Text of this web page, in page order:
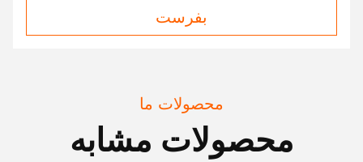
بفرست
محصولات ما
محصولات مشابه